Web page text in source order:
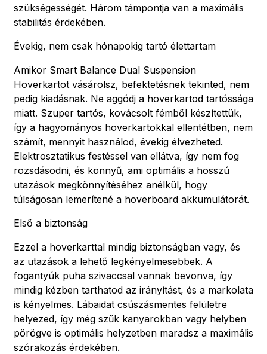
szükségességét. Három támpontja van a maximális
stabilitás érdekében.
Évekig, nem csak hónapokig tartó élettartam
Amikor Smart Balance Dual Suspension
Hoverkartot vásárolsz, befektetésnek tekinted, nem
pedig kiadásnak. Ne aggódj a hoverkartod tartóssága
miatt. Szuper tartós, kovácsolt fémből készítettük,
így a hagyományos hoverkartokkal ellentétben, nem
számít, mennyit használod, évekig élvezheted.
Elektrosztatikus festéssel van ellátva, így nem fog
rozsdásodni, és könnyű, ami optimális a hosszú
utazások megkönnyítéséhez anélkül, hogy
túlságosan lemerítené a hoverboard akkumulátorát.
Első a biztonság
Ezzel a hoverkarttal mindig biztonságban vagy, és
az utazások a lehető legkényelmesebbek. A
fogantyúk puha szivaccsal vannak bevonva, így
mindig kézben tarthatod az irányítást, és a markolata
is kényelmes. Lábaidat csúszásmentes felületre
helyezed, így még szűk kanyarokban vagy helyben
pörögve is optimális helyzetben maradsz a maximális
szórakozás érdekében.